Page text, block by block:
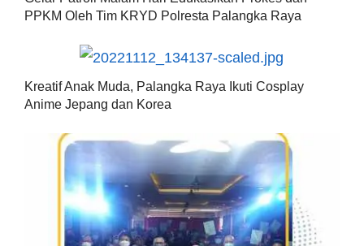
PPKM Oleh Tim KRYD Polresta Palangka Raya
Kreatif Anak Muda, Palangka Raya Ikuti Cosplay
Anime Jepang dan Korea